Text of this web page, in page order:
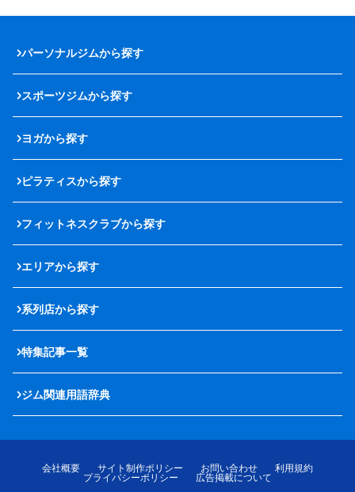
パーソナルジムから探す
スポーツジムから探す
ヨガから探す
ピラティスから探す
フィットネスクラブから探す
エリアから探す
系列店から探す
特集記事一覧
ジム関連用語辞典
会社概要 サイト制作ポリシー お問い合わせ
利用規約
プライバシーポリシー
広告掲載について